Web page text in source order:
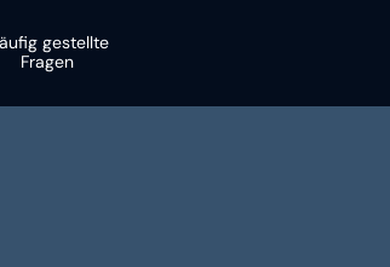
gestellte
Fragen